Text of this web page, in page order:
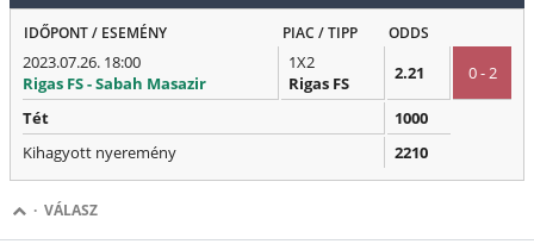
IDŐPONT / ESEMÉNY PIAC / TIPP ODDS
2023.07.26. 18:00
Rigas FS - Sabah Masazir
1X2
Rigas FS
2.21 0 - 2
Tét
1000
Kihagyott nyeremény
2210
· VÁLASZ